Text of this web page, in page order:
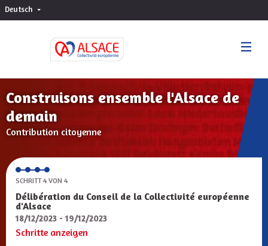
Deutsch Choisir la langue
Construisons ensemble l'Alsace de
demain
Contribution citoyenne
SCHRITT 4 VON 4
Délibération du Conseil de la Collectivité européenne
d'Alsace
18/12/2023 - 19/12/2023
Schritte anzeigen